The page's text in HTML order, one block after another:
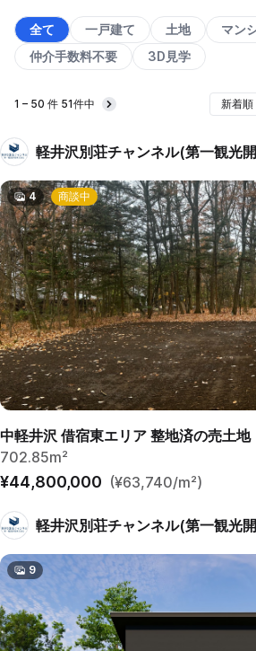
全て 一戸建て 土地 マン
仲介手数料不要
3D見学
1 – 50 件 51件中 Next
軽井沢別荘チャンネル(第一観光
4 商談中
中軽井沢 借宿東エリア 整地済の売土地
702.85m²
¥44,800,000 (¥63,740/m²)
軽井沢別荘チャンネル(第一観光
9